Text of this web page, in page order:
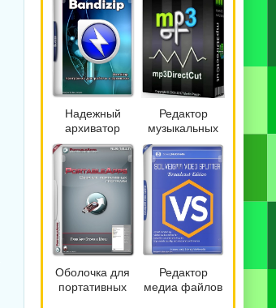
Надежный
архиватор
файлов
Bandizip 7.42
Pro by
Dodakaedr
Редактор
музыкальных
файлов
mp3DirectCut
2.40
Оболочка для
портативных
Редактор
медиа файлов